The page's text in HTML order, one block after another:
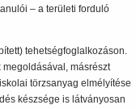
– a területi forduló
tehetségfoglalkozáson.
másrészt
törzsanyag elmélyítése
készsége is látványosan